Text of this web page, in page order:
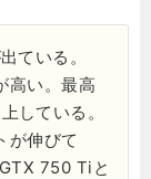
ている。
高い。最高
している。
が伸びて
750 Tiと